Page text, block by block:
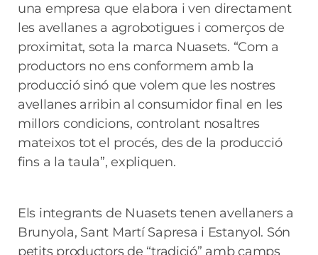
una empresa que elabora i ven directament
les avellanes a agrobotigues i comerços de
proximitat, sota la marca Nuasets. “Com a
productors no ens conformem amb la
producció sinó que volem que les nostres
avellanes arribin al consumidor final en les
millors condicions, controlant nosaltres
mateixos tot el procés, des de la producció
fins a la taula”, expliquen.
Els integrants de Nuasets tenen avellaners a
Brunyola, Sant Martí Sapresa i Estanyol. Són
petits productors de “tradició” amb camps